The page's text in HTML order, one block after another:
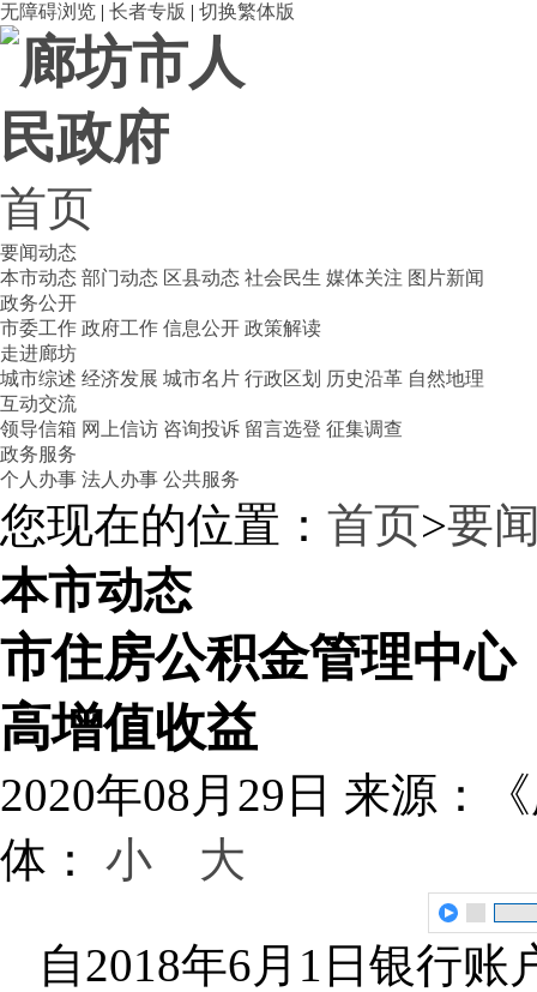
无障碍浏览 | 长者专版 | 切换繁体版
首页
要闻动态
本市动态 部门动态 区县动态 社会民生 媒体关注 图片新闻
政务公开
市委工作 政府工作 信息公开 政策解读
走进廊坊
城市综述 经济发展 城市名片 行政区划 历史沿革 自然地理
互动交流
领导信箱 网上信访 咨询投诉 留言选登 征集调查
政务服务
个人办事 法人办事 公共服务
您现在的位置： 首页>要
本市动态
市住房公积金管理中
高增值收益
2020年08月29日 来源：
体： 小 大
自2018年6月1日银行账